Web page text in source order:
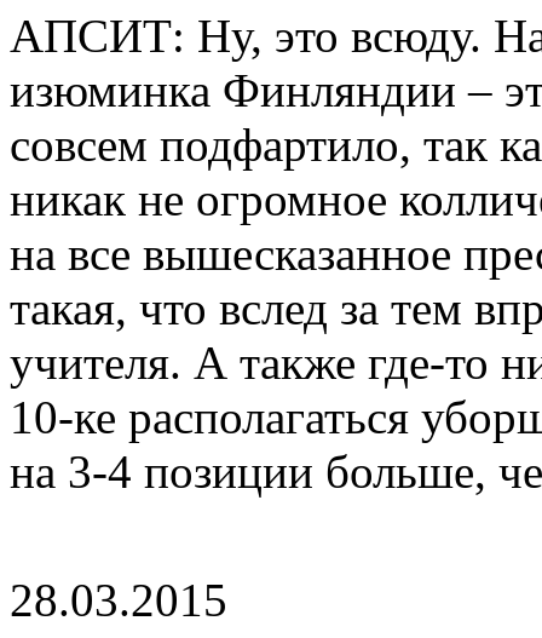
АПСИТ: Ну, это всюду. На
изюминка Финляндии –
совсем подфартило, так
никак не огромное
на все вышесказанное
такая, что вслед за тем
учителя. А также где-то
10-ке располагаться
на 3-4 позиции больше,
28.03.2015